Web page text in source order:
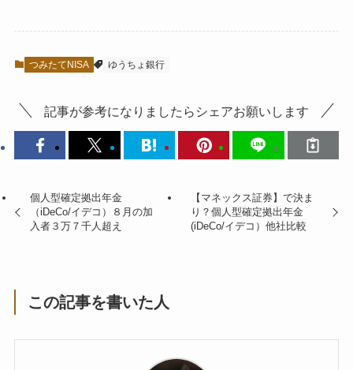
つみたてNISA ゆうちょ銀行
記事が参考になりましたらシェアお願いします
個人型確定拠出年金
（iDeCo/イデコ）８月の加
入者３万７千人超え
【マネックス証券】で決ま
り？個人型確定拠出年金
(iDeCo/イデコ）他社比較
この記事を書いた人